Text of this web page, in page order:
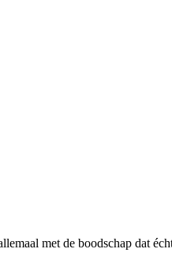
met de boodschap dat